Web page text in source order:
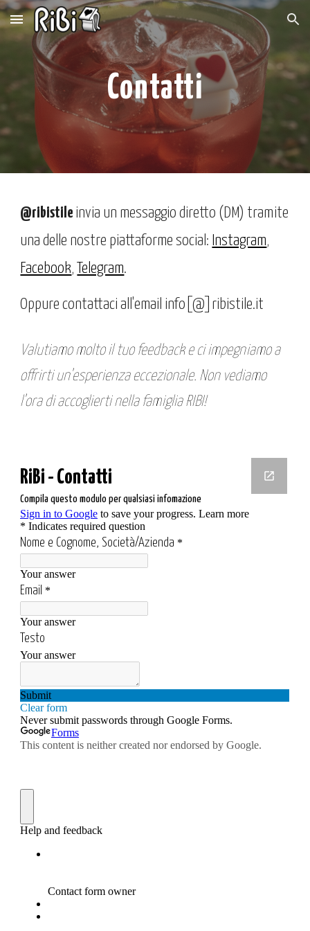
Skip to main content Skip to navigation
Contatti
@ribistile invia un messaggio diretto (DM) tramite
una delle nostre piattaforme social : Instagram,
Facebook, Telegram.
Oppure contattaci all'email info[@]ribistile.it
Valutiamo molto il tuo feedback e ci impegniamo a
offrirti un'esperienza eccezionale. Non vediamo
l'ora di accoglierti nella famiglia RIBI!